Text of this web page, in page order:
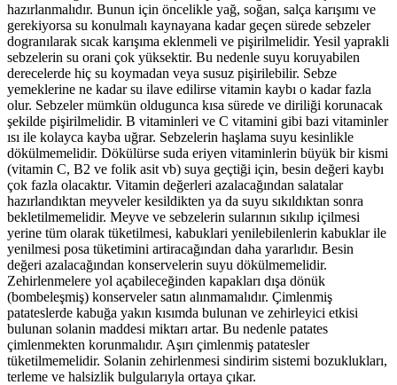
hazırlanmalıdır. Bunun için öncelikle yağ, soğan, salça karışımı ve
gerekiyorsa su konulmalı kaynayana kadar geçen sürede sebzeler
dogranılarak sıcak karışıma eklenmeli ve pişirilmelidir. Yesil yaprakli
sebzelerin su orani çok yüksektir. Bu nedenle suyu koruyabilen
derecelerde hiç su koymadan veya susuz pişirilebilir. Sebze
yemeklerine ne kadar su ilave edilirse vitamin kaybı o kadar fazla
olur. Sebzeler mümkün oldugunca kısa sürede ve diriliği korunacak
şekilde pişirilmelidir. B vitaminleri ve C vitamini gibi bazi vitaminler
ısı ile kolayca kayba uğrar. Sebzelerin haşlama suyu kesinlikle
dökülmemelidir. Dökülürse suda eriyen vitaminlerin büyük bir kismi
(vitamin C, B2 ve folik asit vb) suya geçtiği için, besin değeri kaybı
çok fazla olacaktır. Vitamin değerleri azalacağından salatalar
hazırlandıktan meyveler kesildikten ya da suyu sıkıldıktan sonra
bekletilmemelidir. Meyve ve sebzelerin sularının sıkılıp içilmesi
yerine tüm olarak tüketilmesi, kabuklari yenilebilenlerin kabuklar ile
yenilmesi posa tüketimini artiracağından daha yararlıdır. Besin
değeri azalacağından konservelerin suyu dökülmemelidir.
Zehirlenmelere yol açabileceğinden kapakları dışa dönük
(bombeleşmiş) konserveler satın alınmamalıdır. Çimlenmiş
patateslerde kabuğa yakın kısımda bulunan ve zehirleyici etkisi
bulunan solanin maddesi miktarı artar. Bu nedenle patates
çimlenmekten korunmalıdır. Aşırı çimlenmiş patatesler
tüketilmemelidir. Solanin zehirlenmesi sindirim sistemi bozuklukları,
terleme ve halsizlik bulgularıyla ortaya çıkar.